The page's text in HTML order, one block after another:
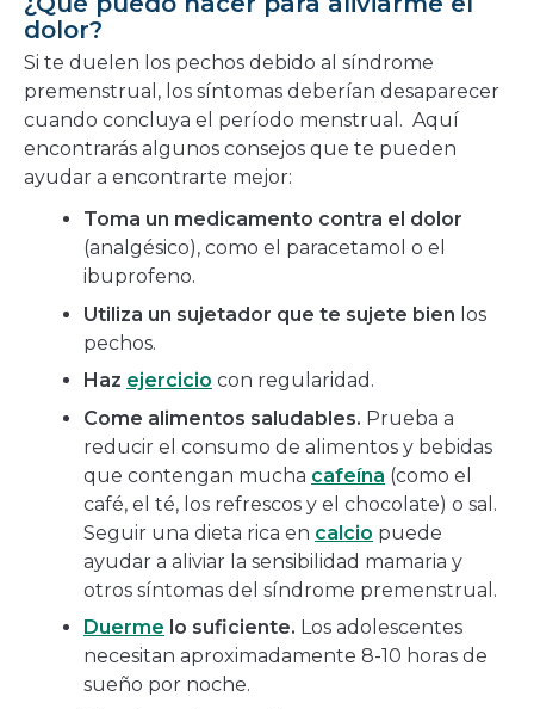
dolor?
Si te duelen los pechos debido al síndrome
premenstrual, los síntomas deberían desaparecer
cuando concluya el período menstrual. Aquí
encontrarás algunos consejos que te pueden
ayudar a encontrarte mejor:
Toma un medicamento contra el dolor
(analgésico), como el paracetamol o el
ibuprofeno.
Utiliza un sujetador que te sujete bien los
pechos.
Haz ejercicio con regularidad.
Come alimentos saludables. Prueba a
reducir el consumo de alimentos y bebidas
que contengan mucha cafeína (como el
café, el té, los refrescos y el chocolate) o sal.
Seguir una dieta rica en calcio puede
ayudar a aliviar la sensibilidad mamaria y
otros síntomas del síndrome premenstrual.
Duerme lo suficiente. Los adolescentes
necesitan aproximadamente 8-10 horas de
sueño por noche.